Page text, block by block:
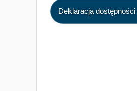
Deklaracja dostępności